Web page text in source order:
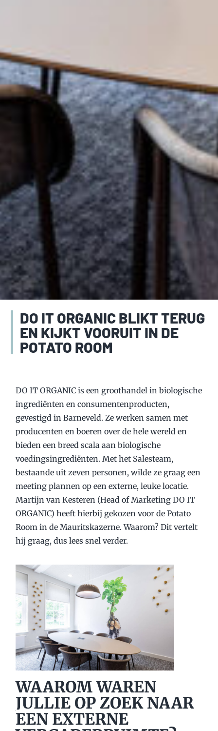
DO IT ORGANIC BLIKT TERUG
EN KIJKT VOORUIT IN DE
POTATO ROOM
DO IT ORGANIC is een groothandel in biologische
ingrediënten en consumentenproducten,
gevestigd in Barneveld. Ze werken samen met
producenten en boeren over de hele wereld en
bieden een breed scala aan biologische
voedingsingrediënten. Met het Salesteam,
bestaande uit zeven personen, wilde ze graag een
meeting plannen op een externe, leuke locatie.
Martijn van Kesteren (Head of Marketing DO IT
ORGANIC) heeft hierbij gekozen voor de Potato
Room in de Mauritskazerne. Waarom? Dit vertelt
hij graag, dus lees snel verder.
WAAROM WAREN
JULLIE OP ZOEK NAAR
EEN EXTERNE